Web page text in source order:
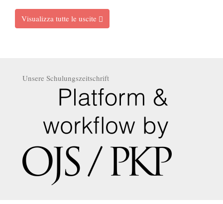
Visualizza tutte le uscite
Unsere Schulungszeitschrift